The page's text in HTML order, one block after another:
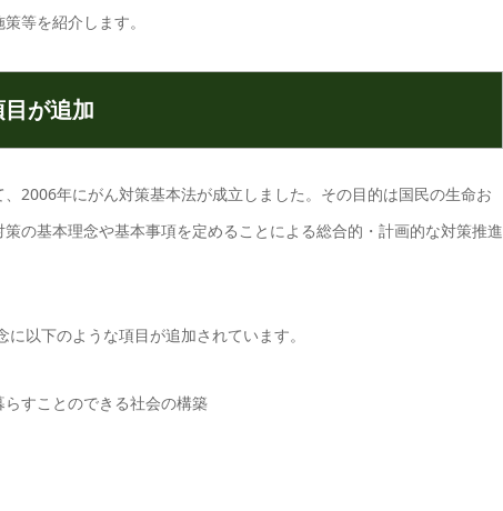
等を紹介します。
が追加
2006年にがん対策基本法が成立しました。その目的は国民の生命お
の基本理念や基本事項を定めることによる総合的・計画的な対策推進
以下のような項目が追加されています。
らすことのできる社会の構築